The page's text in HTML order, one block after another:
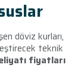
döviz kurları,
teknik
fiyatları